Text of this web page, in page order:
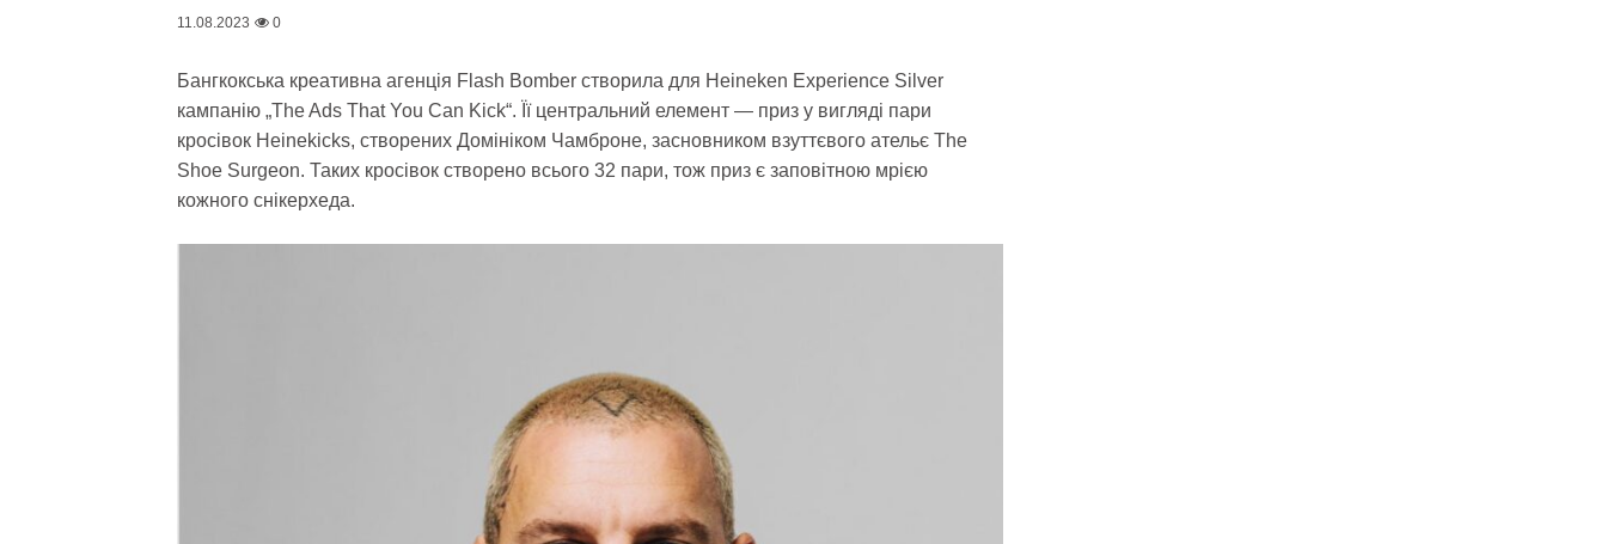
11.08.2023 0
Бангкокська креативна агенція Flash Bomber створила для Heineken Experience Silver
кампанію „The Ads That You Can Kick“. Її центральний елемент — приз у вигляді пари
кросівок Heinekicks, створених Домініком Чамброне, засновником взуттєвого ательє The
Shoe Surgeon. Таких кросівок створено всього 32 пари, тож приз є заповітною мрією
кожного снікерхеда.